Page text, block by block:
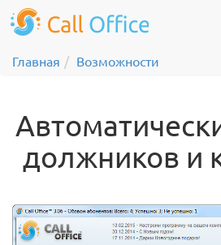
Главная Возможности
должников и